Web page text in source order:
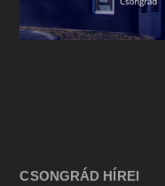
CSONGRÁD HÍREI